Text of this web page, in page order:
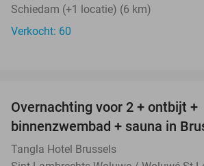
Schiedam (+1 locatie) (6 km)
Verkocht: 60
Overnachting voor 2 + ontbijt +
binnenzwembad + sauna in
Tangla Hotel Brussels